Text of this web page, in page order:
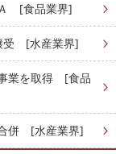
Ａ [食品業界]
受 [水産業界]
業を取得 [食品
併 [水産業界]